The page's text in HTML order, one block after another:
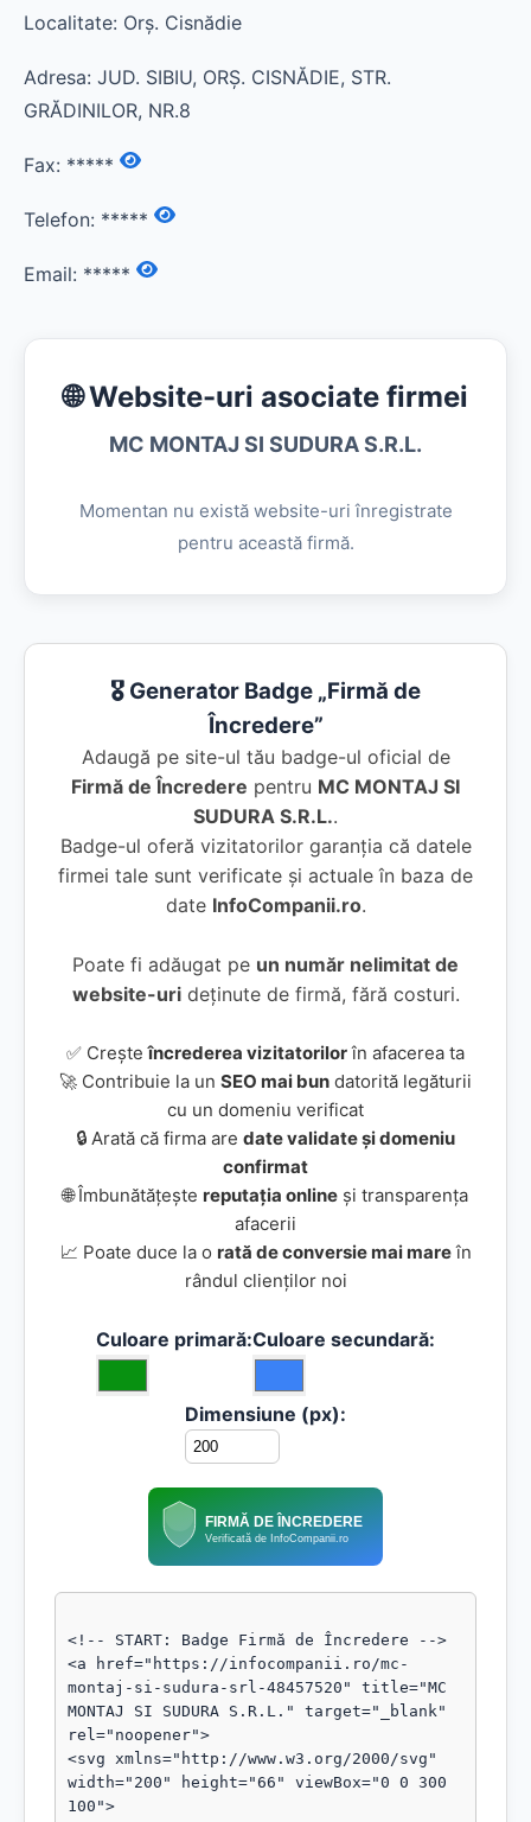
Localitate: Orş. Cisnădie
Adresa: JUD. SIBIU, ORŞ. CISNĂDIE, STR.
GRĂDINILOR, NR.8
Fax: *****
Telefon: *****
Email: *****
🌐 Website-uri asociate firmei
MC MONTAJ SI SUDURA S.R.L.
Momentan nu există website-uri înregistrate
pentru această firmă.
🎖️ Generator Badge „Firmă de
Încredere”
Adaugă pe site-ul tău badge-ul oficial de
Firmă de Încredere pentru MC MONTAJ SI
SUDURA S.R.L..
Badge-ul oferă vizitatorilor garanția că datele
firmei tale sunt verificate și actuale în baza de
date InfoCompanii.ro.
Poate fi adăugat pe un număr nelimitat de
website-urideținute de firmă, fără costuri.
✅ Creșteîncrederea vizitatorilorîn afacerea ta
🚀 Contribuie la un SEO mai bun datorită legăturii
cu un domeniu verificat
🔒 Arată că firma are date validate și domeniu
confirmat
🌐 Îmbunătățește reputația online și transparența
afacerii
📈 Poate duce la o rată de conversie mai mareîn
rândul clienților noi
Culoare primară:Culoare secundară:
Dimensiune (px):
FIRMĂ DE ÎNCREDERE
Verificată de InfoCompanii.ro
<!-- START: Badge Firmă de Încredere -->
<a href="https://infocompanii.ro/mc-
montaj-si-sudura-srl-48457520" title="MC
MONTAJ SI SUDURA S.R.L." target="_blank"
rel="noopener">
<svg xmlns="http://www.w3.org/2000/svg"
width="200" height="66" viewBox="0 0 300
100">